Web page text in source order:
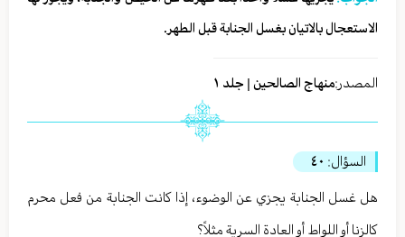
الاستعجال بالاتيان بغسل الجنابة قبل الطهر.
المصدر:منهاج الصالحين | جلد ١
السؤال: ٤٠
هل غسل الجنابة يجزي عن الوضوء، إذا كانت الجنابة من فعل محرم
كالزنا أو اللواط أو العادة السرية مثلاً؟